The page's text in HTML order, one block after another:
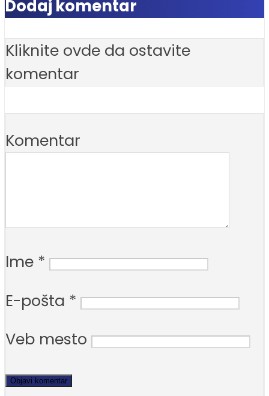
Dodaj komentar
Kliknite ovde da ostavite
komentar
Komentar
Ime *
E-pošta *
Veb mesto